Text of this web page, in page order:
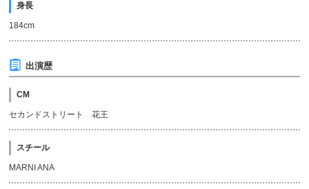
身長
184cm
出演歴
CM
セカンドストリート 花王
スチール
MARNI ANA